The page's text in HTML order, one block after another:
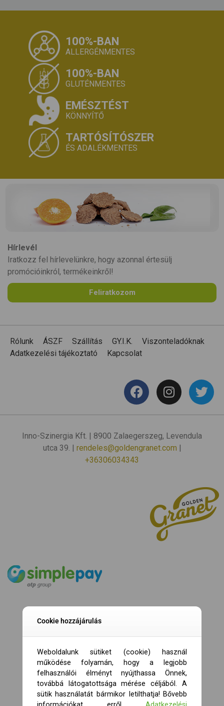
100%-BAN
ALLERGÉNMENTES
100%-BAN
GLUTÉNMENTES
EMÉSZTÉST
KÖNNYÍTŐ
TARTÓSÍTÓSZER
ÉS ADALÉKMENTES
Hírlevél
Iratkozz fel hírlevelünkre, hogy azonnal értesülj
promócióinkról, termékeinkről!
Feliratkozom
Rólunk ÁSZF Szállítás GY.I.K.
Viszonteladóknak
Adatkezelési tájékoztató
Kapcsolat
Inno-Szinergia Kft. | 8900 Zalaegerszeg, Levendula
utca 39. | rendeles@goldengranet.com |
+36306034343
Cookie hozzájárulás
Weboldalunk sütiket (cookie) használ
működése folyamán, hogy a legjobb
felhasználói élményt nyújthassa Önnek,
továbbá látogatottsága mérése céljából. A
sütik használatát bármikor letilthatja! Bővebb